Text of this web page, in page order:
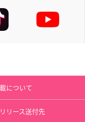
について
リース送付先